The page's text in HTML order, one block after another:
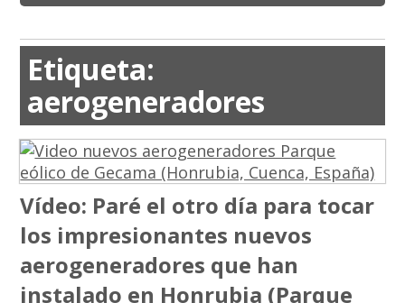
Etiqueta:
aerogeneradores
Vídeo: Paré el otro día para tocar
los impresionantes nuevos
aerogeneradores que han
instalado en Honrubia (Parque